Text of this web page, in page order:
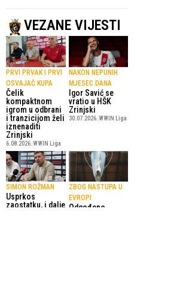
VEZANE VIJESTI
PRVI PRVAK I PRVI
OSVAJAČ KUPA
Čelik
kompaktnom
igrom u odbrani
i tranzicijom želi
iznenaditi
Zrinjski
6.08.2026. WWIN Liga
NAKON NEPUNIH
MJESEC DANA
Igor Savić se
vratio u HŠK
Zrinjski
30.07.2026. WWIN Liga
SIMON ROŽMAN
Usprkos
zaostatku, i dalje
ZBOG NASTUPA U
EVROPI
Odgođeno